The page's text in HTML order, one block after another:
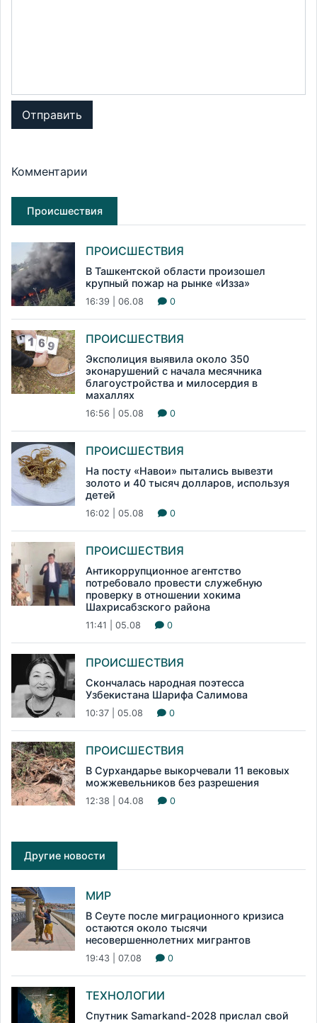
Отправить
Комментарии
Происшествия
ПРОИСШЕСТВИЯ
В Ташкентской области произошел
крупный пожар на рынке «Изза»
16:39 | 06.08 0
ПРОИСШЕСТВИЯ
Эксполиция выявила около 350
эконарушений с начала месячника
благоустройства и милосердия в
махаллях
16:56 | 05.08 0
ПРОИСШЕСТВИЯ
На посту «Навои» пытались вывезти
золото и 40 тысяч долларов, используя
детей
16:02 | 05.08 0
ПРОИСШЕСТВИЯ
Антикоррупционное агентство
потребовало провести служебную
проверку в отношении хокима
Шахрисабзского района
11:41 | 05.08 0
ПРОИСШЕСТВИЯ
Скончалась народная поэтесса
Узбекистана Шарифа Салимова
10:37 | 05.08 0
ПРОИСШЕСТВИЯ
В Сурхандарье выкорчевали 11 вековых
можжевельников без разрешения
12:38 | 04.08 0
Другие новости
МИР
В Сеуте после миграционного кризиса
остаются около тысячи
несовершеннолетних мигрантов
19:43 | 07.08 0
ТЕХНОЛОГИИ
Спутник Samarkand-2028 прислал свой